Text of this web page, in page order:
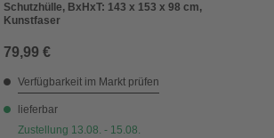
Schutzhülle, BxHxT: 143 x 153 x 98 cm,
Kunstfaser
79,99 €
Verfügbarkeit im Markt prüfen
lieferbar
Zustellung 13.08. - 15.08.